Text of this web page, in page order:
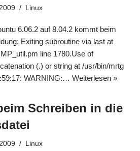
Linux
6.06.2 auf 8.04.2 kommt beim
Exiting subroutine via last at
line 1780.Use of
(.) or string at /usr/bin/mrtg
WARNING:… Weiterlesen »
Schreiben in die
Linux